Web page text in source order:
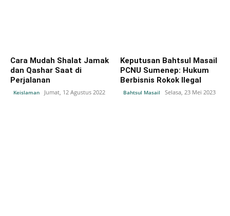
Cara Mudah Shalat Jamak
dan Qashar Saat di
Perjalanan
Keislaman Jumat, 12 Agustus 2022
Keputusan Bahtsul Masail
PCNU Sumenep: Hukum
Berbisnis Rokok Ilegal
Bahtsul Masail Selasa, 23 Mei 2023